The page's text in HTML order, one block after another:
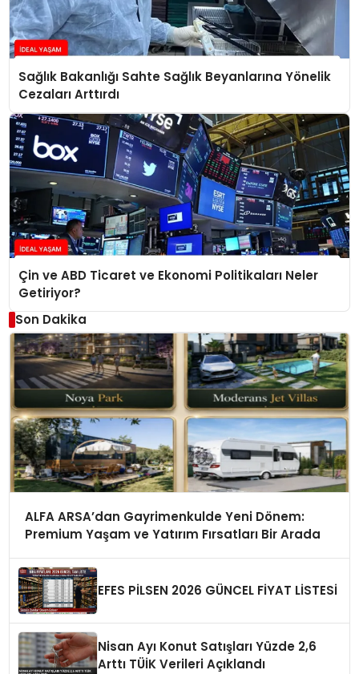
Sağlık Bakanlığı Sahte Sağlık Beyanlarına Yönelik
Cezaları Arttırdı
Çin ve ABD Ticaret ve Ekonomi Politikaları Neler
Getiriyor?
Son Dakika
ALFA ARSA’dan Gayrimenkulde Yeni Dönem:
Premium Yaşam ve Yatırım Fırsatları Bir Arada
EFES PİLSEN 2026 GÜNCEL FİYAT LİSTESİ
Nisan Ayı Konut Satışları Yüzde 2,6
Arttı TÜİK Verileri Açıklandı